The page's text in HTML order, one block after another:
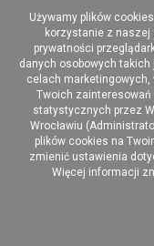
Używamy plików
korzystanie z
prywatności
danych osobowych takich
celach marketingowych,
Twoich
statystycznych przez
Wrocławiu
plików cookies na
zmienić ustawienia
Więcej informacji